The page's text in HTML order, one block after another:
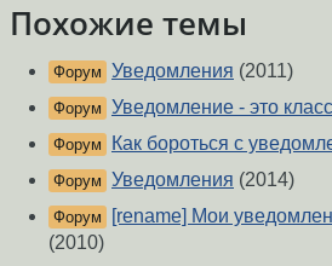
Похожие темы
Форум Уведомления (2011)
Форум Уведомление - это
Форум Как бороться с
Форум Уведомления (2014)
Форум
[rename] Мои
(2010)